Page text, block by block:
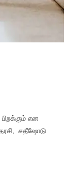
என
சதீஷோடு